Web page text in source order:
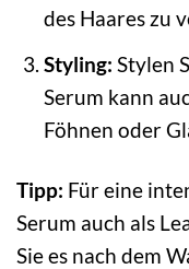
des Haares zu
Styling: Stylen
Serum kann
Föhnen oder
Tipp: Für eine
Serum auch als
Sie es nach dem